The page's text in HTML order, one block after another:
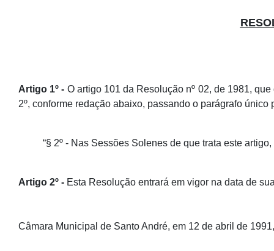
Artigo 1º - O artigo 101 da Resolução nº 02, de 1981,
2º, conforme redação abaixo, passando o parágrafo único
“§ 2º - Nas Sessões Solenes de que trata este
Artigo 2º - Esta Resolução entrará em vigor na data de
Câmara Municipal de Santo André, em 12 de abril de